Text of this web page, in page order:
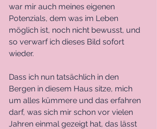
war mir auch meines eigenen
Potenzials, dem was im Leben
möglich ist, noch nicht bewusst, und
so verwarf ich dieses Bild sofort
wieder.
Dass ich nun tatsächlich in den
Bergen in diesem Haus sitze, mich
um alles kümmere und das erfahren
darf, was sich mir schon vor vielen
Jahren einmal gezeigt hat, das lässt